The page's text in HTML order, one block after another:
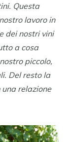
Questa
lavoro in
dei nostri vini
a cosa
piccolo,
Del resto la
una relazione